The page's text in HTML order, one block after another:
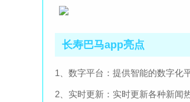
长寿巴马app亮点
1、数字平台：提供智能的数字化
2、实时更新：实时更新各种新闻